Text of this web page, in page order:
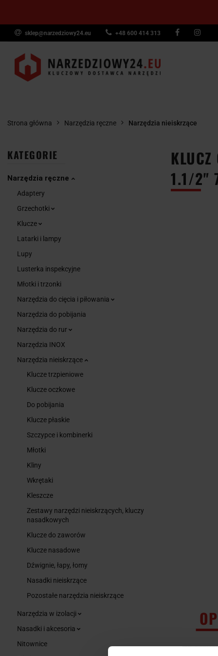
sklep@narzedziowy24.eu +48 600 414 313
Narzędzia
Narzędzia
Strona główna Narzędzia ręczne Narzędzia nieiskrzące
KATEGORIE
Narzędzia ręczne
Adaptery
Grzechotki
Klucze
Latarki i lampy
Lupy
Lusterka inspekcyjne
Młotki i trzonki
Narzędzia do cięcia i piłowania
Narzędzia do pobijania
Narzędzia do rur
Narzędzia INOX
Narzędzia nieiskrzące
Klucze trzpieniowe
Klucze oczkowe
Do pobijania
Klucze płaskie
Szczypce i kombinerki
Młotki
Kliny
Wkrętaki
Kleszcze
Zestawy narzędzi nieiskrzących, kluczy
nasadkowych
Klucze do zaworów
Klucze nasadowe
Dźwignie, łapy, łomy
Nasadki nieiskrzące
Pozostałe narzędzia nieiskrzące
Narzędzia w izolacji
Nasadki i akcesoria
Nitownice
1.1/2"
KLUCZ